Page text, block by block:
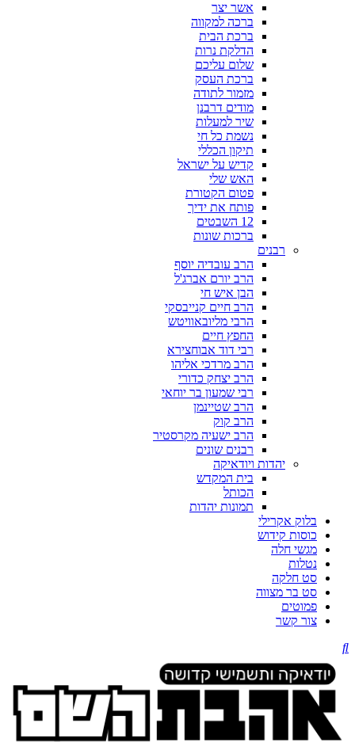
אשר יצר
ברכה למקווה
ברכת הבית
הדלקת נרות
שלום עליכם
ברכת העסק
מזמור לתודה
מודים דרבנן
שיר למעלות
נשמת כל חי
תיקון הכללי
קדיש על ישראל
האש שלי
פטום הקטורת
פותח את ידיך
12 השבטים
ברכות שונות
רבנים
הרב עובדיה יוסף
הרב יורם אברג'ל
הבן איש חי
הרב חיים קנייבסקי
הרבי מליובאוויטש
החפץ חיים
רבי דוד אבוחצירא
הרב מרדכי אליהו
הרב יצחק כדורי
רבי שמעון בר יוחאי
הרב שטיינמן
הרב קוק
הרב ישעיה מקרסטיר
רבנים שונים
יהדות ויודאיקה
בית המקדש
הכותל
תמונות יהדות
בלוק אקרילי
כוסות קידוש
מגשי חלה
נטלות
סט חלקה
סט בר מצווה
פמוטים
צור קשר